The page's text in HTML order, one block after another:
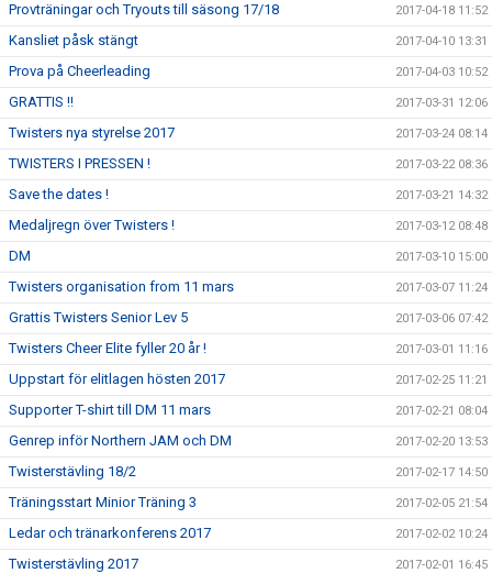
Provträningar och Tryouts till säsong 17/18 2017-04-18 11:52
Kansliet påsk stängt 2017-04-10 13:31
Prova på Cheerleading 2017-04-03 10:52
GRATTIS !! 2017-03-31 12:06
Twisters nya styrelse 2017 2017-03-24 08:14
TWISTERS I PRESSEN ! 2017-03-22 08:36
Save the dates ! 2017-03-21 14:32
Medaljregn över Twisters ! 2017-03-12 08:48
DM 2017-03-10 15:00
Twisters organisation from 11 mars 2017-03-07 11:24
Grattis Twisters Senior Lev 5 2017-03-06 07:42
Twisters Cheer Elite fyller 20 år ! 2017-03-01 11:16
Uppstart för elitlagen hösten 2017 2017-02-25 11:21
Supporter T-shirt till DM 11 mars 2017-02-21 08:04
Genrep inför Northern JAM och DM 2017-02-20 13:53
Twisterstävling 18/2 2017-02-17 14:50
Träningsstart Minior Träning 3 2017-02-05 21:54
Ledar och tränarkonferens 2017 2017-02-02 10:24
Twisterstävling 2017 2017-02-01 16:45